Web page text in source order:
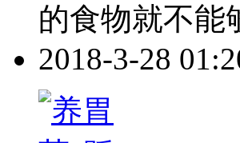
的食物就不能
2018-3-28